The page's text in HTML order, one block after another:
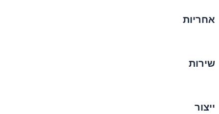
אחריות
שירות
ייצור